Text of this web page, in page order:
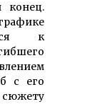
конец.
к
с его
сюжету